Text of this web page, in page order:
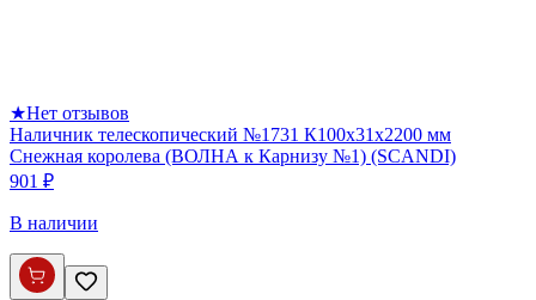
★Нет отзывов
Наличник телескопический №1731 К100х31х2200 мм
Снежная королева (ВОЛНА к Карнизу №1) (SCANDI)
901 ₽
В наличии